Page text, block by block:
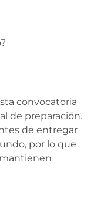
convocatoria
de preparación.
de entregar
por lo que